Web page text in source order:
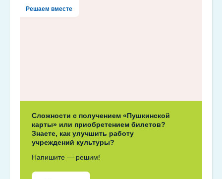
Решаем вместе
Сложности с получением «Пушкинской
карты» или приобретением билетов?
Знаете, как улучшить работу
учреждений культуры?
Напишите — решим!